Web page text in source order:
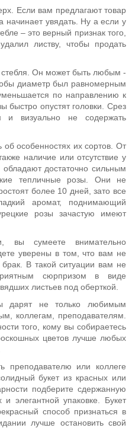
Если вам предлагают товар
начинает увядать. Ну а если у
– это верный признак того,
листву, чтобы продать
Он может быть любым -
диаметр был равномерным
по направлению к
быстро опустят головки. Срез
и визуально не содержать
особенностях их сортов. От
наличие или отсутствие у
достаточно сильным
тепличные розы. Они не
более 10 дней, зато все
аромат, поднимающий
розы зачастую имеют
вы сумеете внимательно
уверены в том, что вам не
В такой ситуации вам не
сюрпризом в виде
листьев под оберткой.
дарят не только любимым
коллегам, преподавателям.
того, кому вы собираетесь
цветов лучше любых
преподавателю или коллеге
букет из красных или
подберите сдержанную
элегантной упаковке. Букет
способ признаться в
лучше остановить свой